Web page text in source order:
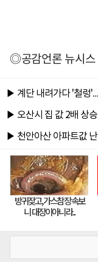
◎공감언론 뉴시스